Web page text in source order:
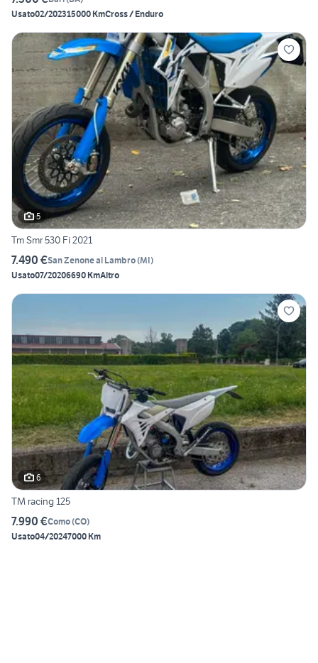
Usato02/202315000 KmCross / Enduro
5
Tm Smr 530 Fi 2021
7.490 €San Zenone al Lambro(MI)
Usato07/20206690 KmAltro
6
TM racing 125
7.990 €Como(CO)
Usato04/20247000 Km